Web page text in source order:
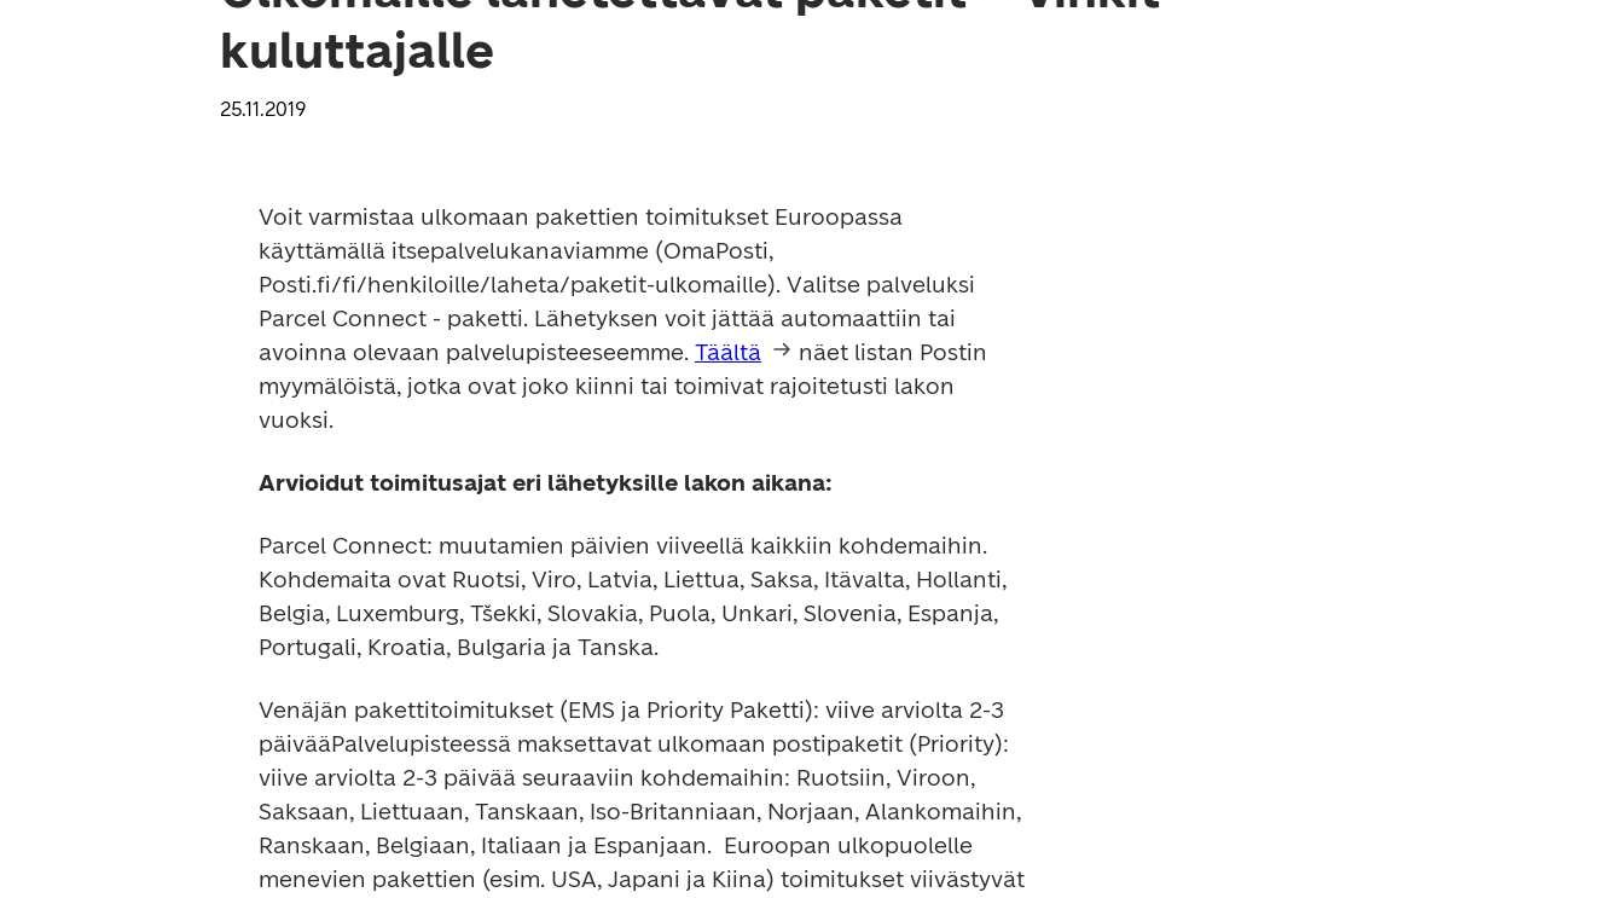
kuluttajalle
25.11.2019
Voit varmistaa ulkomaan pakettien toimitukset Euroopassa
käyttämällä itsepalvelukanaviamme (OmaPosti,
Posti.fi/fi/henkiloille/laheta/paketit-ulkomaille). Valitse palveluksi
Parcel Connect - paketti. Lähetyksen voit jättää automaattiin tai
avoinna olevaan palvelupisteeseemme. Täältä
näet listan Postin
myymälöistä, jotka ovat joko kiinni tai toimivat rajoitetusti lakon
vuoksi.
Arvioidut toimitusajat eri lähetyksille lakon aikana:
Parcel Connect: muutamien päivien viiveellä kaikkiin kohdemaihin.
Kohdemaita ovat Ruotsi, Viro, Latvia, Liettua, Saksa, Itävalta, Hollanti,
Belgia, Luxemburg, Tšekki, Slovakia, Puola, Unkari, Slovenia, Espanja,
Portugali, Kroatia, Bulgaria ja Tanska.
Venäjän pakettitoimitukset (EMS ja Priority Paketti): viive arviolta 2-3
päivää
viive arviolta 2-3 päivää seuraaviin kohdemaihin: Ruotsiin, Viroon,
Saksaan, Liettuaan, Tanskaan, Iso-Britanniaan, Norjaan, Alankomaihin,
Ranskaan, Belgiaan, Italiaan ja Espanjaan. Euroopan ulkopuolelle
menevien pakettien (esim. USA, Japani ja Kiina) toimitukset viivästyvät